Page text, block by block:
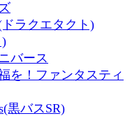
ラクエタクト)
バース
を！ファンタスティ
黒バスSR)